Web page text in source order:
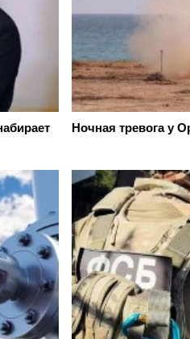
Ночная тревога у